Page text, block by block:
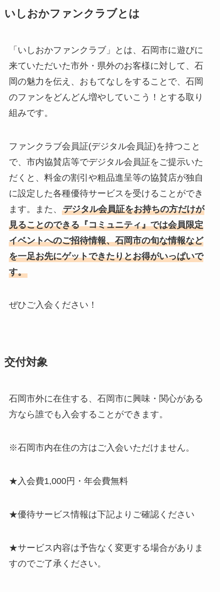
いしおかファンクラブとは
「いしおかファンクラブ」とは、石岡市に遊びに
来ていただいた市外・県外のお客様に対して、石
岡の魅力を伝え、おもてなしをすることで、石岡
のファンをどんどん増やしていこう！とする取り
組みです。
ファンクラブ会員証(デジタル会員証)を持つこと
で、市内協賛店等でデジタル会員証をご提示いた
だくと、料金の割引や粗品進呈等の協賛店が独自
に設定した各種優待サービスを受けることができ
ます。また、 デジタル会員証をお持ちの方だけが
見ることのできる『コミュニティ』では会員限定
イベントへのご招待情報、石岡市の旬な情報など
を一足お先にゲットできたりとお得がいっぱいで
す。
ぜひご入会ください！
交付対象
石岡市外に在住する、石岡市に興味・関心がある
方なら誰でも入会することができます。
※石岡市内在住の方はご入会いただけません。
★入会費1,000円・年会費無料
★優待サービス情報は下記よりご確認ください
★サービス内容は予告なく変更する場合がありま
すのでご了承ください。